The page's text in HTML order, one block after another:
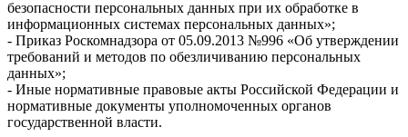
безопасности персональных данных при их обработке в
информационных системах персональных данных»;
- Приказ Роскомнадзора от 05.09.2013 №996 «Об утверждении
требований и методов по обезличиванию персональных
данных»;
- Иные нормативные правовые акты Российской Федерации и
нормативные документы уполномоченных органов
государственной власти.